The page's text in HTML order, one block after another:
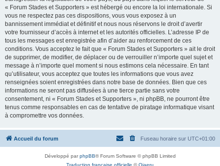
« Forum Stades et Supporters » est hébergé ou encore la loi internationale. Si
vous ne respectez pas ces dispositions, vous vous exposez à un
bannissement immédiat et définitif et nous nous réservons le droit d’avertir
votre fournisseur d’accès à internet et les autorités officielles. L’adresse IP de
tous les messages est enregistrée afin d’aider au renforcement de ces
conditions. Vous acceptez le fait que « Forum Stades et Supporters » ait le droit
de supprimer, de modifier, de déplacer ou de verrouiller n’importe quel sujet et
message à n’importe quel moment si nous estimons cela nécessaire. En tant
qu’utilisateur, vous acceptez que toutes les informations que vous avez
renseignées soient enregistrées dans notre base de données. Bien que ces
informations ne seront pas diffusées à une tierce partie sans votre
consentement, ni « Forum Stades et Supporters », ni phpBB, ne pourront être
tenus comme responsables en cas de tentative de piratage informatique visant
à compromettre vos données.
Accueil du forum Fuseau horaire sur UTC+01:00
Développé parphpBB® Forum Software © phpBB Limited
Traduction française officielle ©Qiaeru